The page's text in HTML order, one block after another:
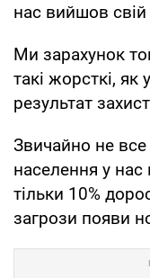
нас вийшов свій
Ми зарахунок
такі жорсткі, як
результат
Звичайно не все
населення у нас
тільки 10%
загрози появи